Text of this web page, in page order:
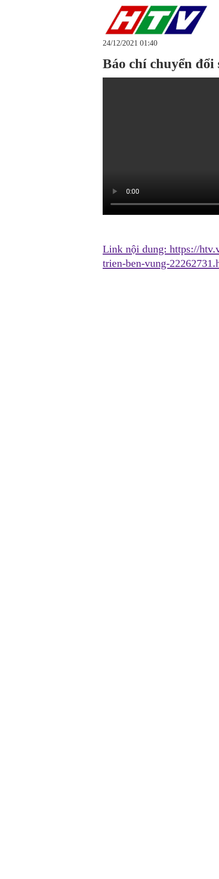
24/12/2021 01:40
Báo chí chuyển
Link nội dung: https://
trien-ben-vung-